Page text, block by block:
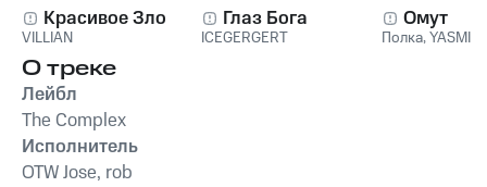
Красивое Зло
VILLIAN
Глаз Бога
ICEGERGERT
Омут
Полка,YASMI
О треке
Лейбл
The Complex
Исполнитель
OTW Jose, rob